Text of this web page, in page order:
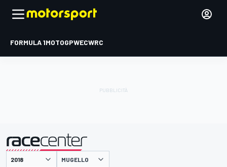
FORMULA 1MOTOGPWECWRC
presentato da MUGELLO